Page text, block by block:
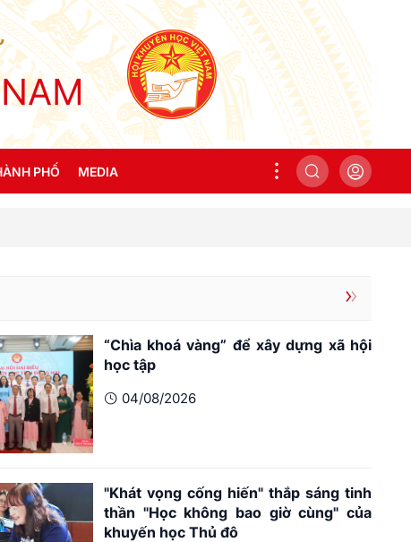
PHỐ MEDIA
“Chìa khoá vàng” để xây dựng xã hội
học tập
04/08/2026
"Khát vọng cống hiến" thắp sáng tinh
thần "Học không bao giờ cùng" của
khuyến học Thủ đô